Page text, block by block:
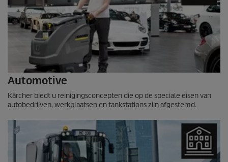
Automotive
Kärcher biedt u reinigingsconcepten die op de speciale eisen van
autobedrijven, werkplaatsen en tankstations zijn afgestemd.